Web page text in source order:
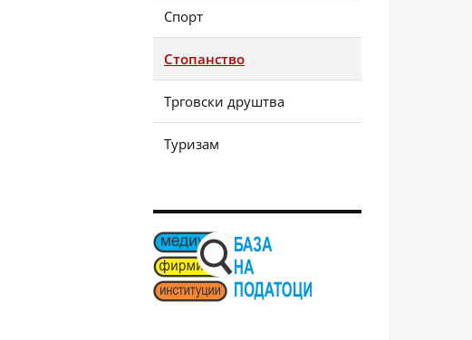
Спорт
Стопанство
Трговски друштва
Туризам